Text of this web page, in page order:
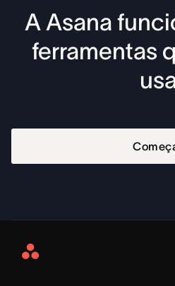
A Asana
ferramentas
Asana